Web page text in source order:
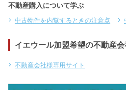
不動産購入について学ぶ
中古物件を内覧するときの注意点
イエウール加盟希望の不動産
不動産会社様専用サイト